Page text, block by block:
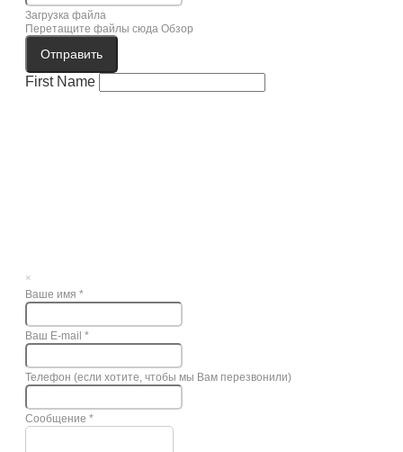
Загрузка файла
Перетащите файлы сюда Обзор
Отправить
First Name
×
Ваше имя *
Ваш E-mail *
Телефон (если хотите, чтобы мы Вам перезвонили)
Сообщение *